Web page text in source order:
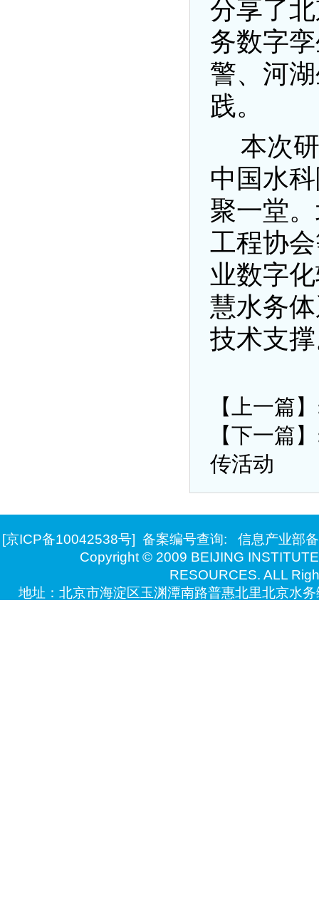
分享了
务数字
警、河
践。
本次
中国水
聚一堂
工程协
业数字
慧水务
技术支
【上一篇
【下一篇
传活动
[京ICP备10042538号] 备案编号查询:
信息产业部
Copyright © 2009 BEIJING
RESOURCES. ALL
地址：北京市海淀区玉渊潭南路普惠北里北京水